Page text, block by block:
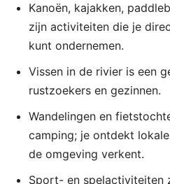
Kanoën, kajakken,
zijn activiteiten die je
kunt ondernemen.
Vissen in de rivier is een
rustzoekers en gezinnen.
Wandelingen en
camping; je ontdekt
de omgeving verkent.
Sport- en spelactiviteiten